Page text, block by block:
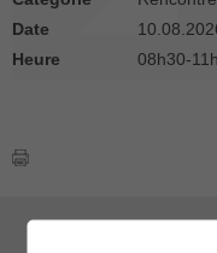
Date
Heure
08h30-